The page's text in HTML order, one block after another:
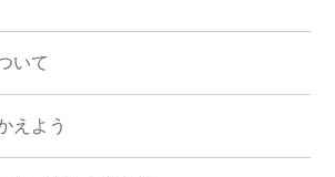
いて
えよう